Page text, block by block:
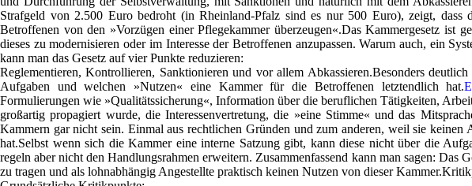
Strafgeld von 2.500 Euro bedroht (in Rheinland-Pfalz sind es nur 500 Euro), zeigt,
Betroffenen von den »Vorzügen einer Pflegekammer überzeugen«.Das Kammergesetz
dieses zu modernisieren oder im Interesse der Betroffenen anzupassen. Warum auch, ein
kann man das Gesetz auf vier Punkte reduzieren:
Reglementieren,Kontrollieren, Sanktionieren und vor allem Abkassieren.Besonders
Aufgaben und welchen »Nutzen« eine Kammer für die Betroffenen letztendlich hat.
Formulierungen wie »Qualitätssicherung«, Information über die beruflichen Tätigkeiten,
großartig propagiert wurde, die Interessenvertretung, die »eine Stimme« und das
Kammern gar nicht sein. Einmal aus rechtlichen Gründen und zum anderen, weil sie
hat.Selbst wenn sich die Kammer eine interne Satzung gibt, kann diese nicht über die
regeln aber nicht den Handlungsrahmen erweitern. Zusammenfassend kann man sagen:
zu tragen und als lohnabhängig Angestellte praktisch keinen Nutzen von dieser